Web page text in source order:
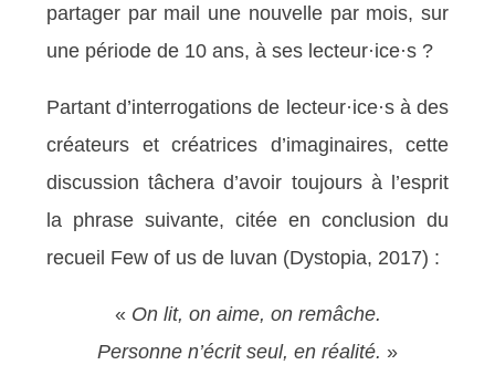
partager par mail une nouvelle par mois, sur
une période de 10 ans, à ses lecteur·ice·s ?
Partant d’interrogations de lecteur·ice·s à des
créateurs et créatrices d’imaginaires, cette
discussion tâchera d’avoir toujours à l’esprit
la phrase suivante, citée en conclusion du
recueil Few of us de luvan (Dystopia, 2017) :
« On lit, on aime, on remâche.
Personne n’écrit seul, en réalité. »